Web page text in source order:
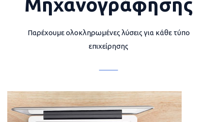
Μηχανογράφησης
Παρέχουμε ολοκληρωμένες λύσεις για κάθε τύπο
επιχείρησης